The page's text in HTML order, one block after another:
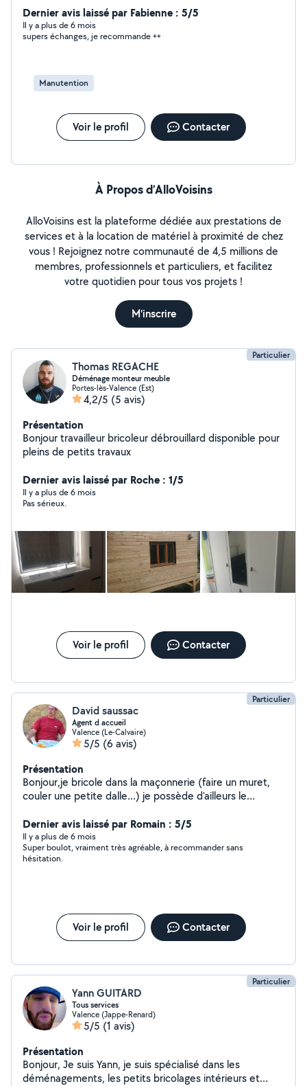
Dernier avis laissé par Fabienne : 5/5
Il y a plus de 6 mois
supers échanges, je recommande ++
Manutention
Voir le profil Contacter
À Propos d’AlloVoisins
AlloVoisins est la plateforme dédiée aux prestations de
services et à la location de matériel à proximité de chez
vous ! Rejoignez notre communauté de 4,5 millions de
membres, professionnels et particuliers, et facilitez
votre quotidien pour tous vos projets !
M'inscrire
Particulier
Thomas REGACHE
Déménage monteur meuble
Portes-lès-Valence (Est)
4,2/5 (5 avis)
Présentation
Bonjour travailleur bricoleur débrouillard disponible pour
pleins de petits travaux
Dernier avis laissé par Roche : 1/5
Il y a plus de 6 mois
Pas sérieux.
Voir le profil Contacter
Particulier
David saussac
Agent d accueil
Valence (Le-Calvaire)
5/5 (6 avis)
Présentation
Bonjour,je bricole dans la maçonnerie (faire un muret,
couler une petite dalle...) je possède d'ailleurs le
temps libre.Merci
Dernier avis laissé par Romain : 5/5
Il y a plus de 6 mois
Super boulot, vraiment très agréable, à recommander sans
hésitation.
Voir le profil Contacter
Particulier
Yann GUITARD
Tous services
Valence (Jappe-Renard)
5/5 (1 avis)
Présentation
Bonjour, Je suis Yann, je suis spécialisé dans les
déménagements, les petits bricolages intérieurs et